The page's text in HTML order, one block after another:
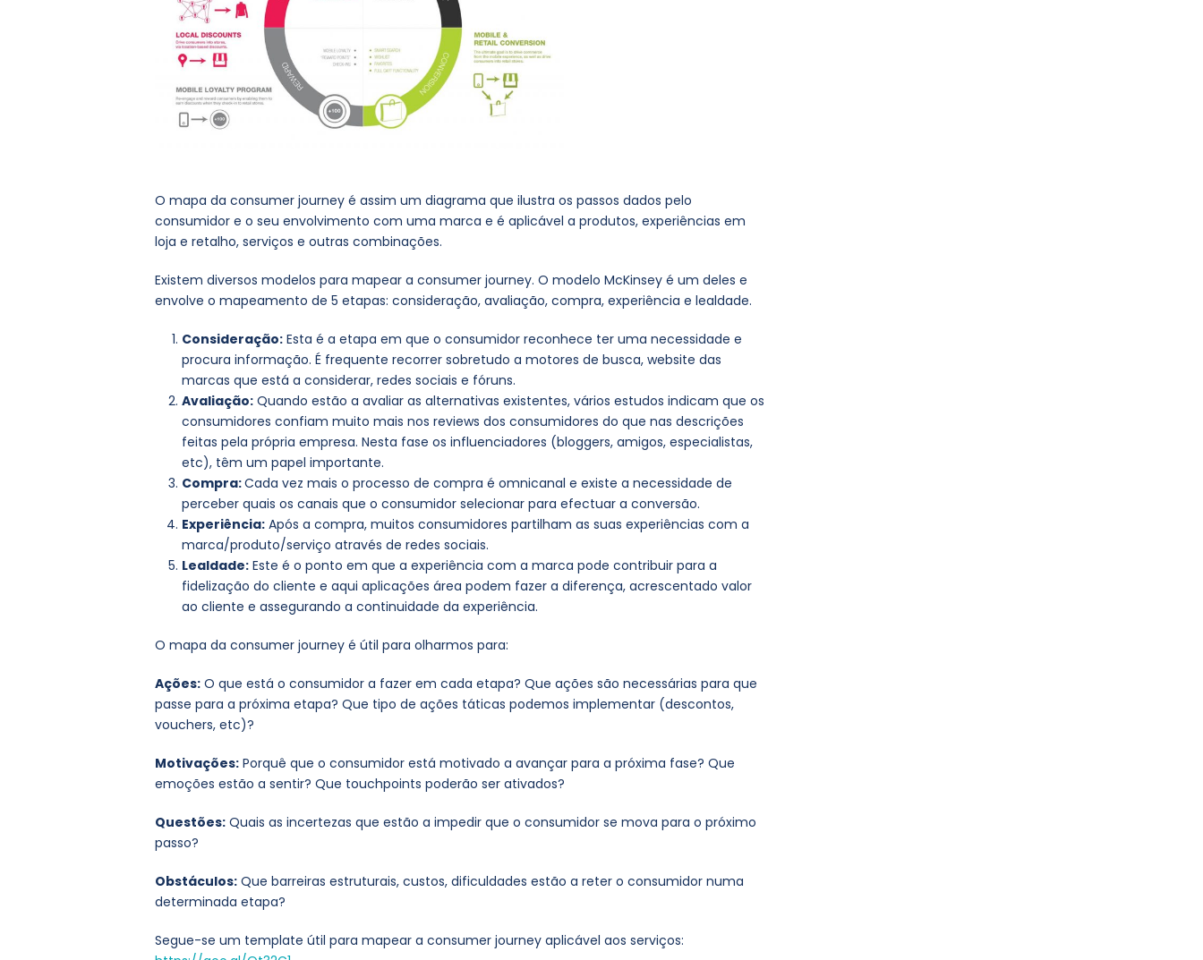
O mapa da consumer journey é assim um diagrama que ilustra os passos dados pelo
consumidor e o seu envolvimento com uma marca e é aplicável a produtos, experiências em
loja e retalho, serviços e outras combinações.
Existem diversos modelos para mapear a consumer journey. O modelo McKinsey é um deles e
envolve o mapeamento de 5 etapas: consideração, avaliação, compra, experiência e lealdade.
Consideração: Esta é a etapa em que o consumidor reconhece ter uma necessidade e
procura informação. É frequente recorrer sobretudo a motores de busca, website das
marcas que está a considerar, redes sociais e fóruns.
Avaliação: Quando estão a avaliar as alternativas existentes, vários estudos indicam que os
consumidores confiam muito mais nos reviews dos consumidores do que nas descrições
feitas pela própria empresa. Nesta fase os influenciadores (bloggers, amigos, especialistas,
etc), têm um papel importante.
Compra:Cada vez mais o processo de compra é omnicanal e existe a necessidade de
perceber quais os canais que o consumidor selecionar para efectuar a conversão.
Experiência: Após a compra, muitos consumidores partilham as suas experiências com a
marca/produto/serviço através de redes sociais.
Lealdade: Este é o ponto em que a experiência com a marca pode contribuir para a
fidelização do cliente e aqui aplicações área podem fazer a diferença, acrescentado valor
ao cliente e assegurando a continuidade da experiência.
O mapa da consumer journey é útil para olharmos para:
Ações: O que está o consumidor a fazer em cada etapa? Que ações são necessárias para que
passe para a próxima etapa? Que tipo de ações táticas podemos implementar (descontos,
vouchers, etc)?
Motivações: Porquê que o consumidor está motivado a avançar para a próxima fase? Que
emoções estão a sentir? Que touchpoints poderão ser ativados?
Questões: Quais as incertezas que estão a impedir que o consumidor se mova para o próximo
passo?
Obstáculos: Que barreiras estruturais, custos, dificuldades estão a reter o consumidor numa
determinada etapa?
Segue-se um template útil para mapear a consumer journey aplicável aos serviços: